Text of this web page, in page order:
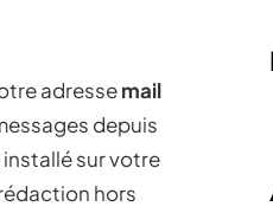
adressemail
depuis
sur votre
hors